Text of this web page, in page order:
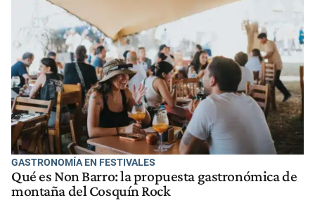
GASTRONOMÍA EN FESTIVALES
Qué es Non Barro: la propuesta gastronómica de
montaña del Cosquín Rock